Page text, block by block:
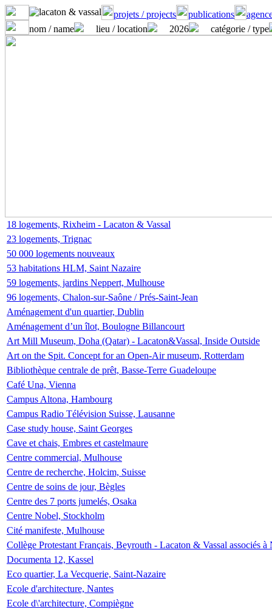
projets / projects publications
nom / name
lieu / location 2026 catégorie / type
18 logements, Rixheim - Lacaton & Vassal
23 logements, Trignac
50 000 logements nouveaux
53 habitations HLM, Saint Nazaire
59 logements, jardins Neppert, Mulhouse
96 logements, Chalon-sur-Saône / Prés-Saint-Jean
Aménagement d'un quartier, Dublin
Aménagement d’un îlot, Boulogne Billancourt
Art Mill Museum, Doha (Qatar) - Lacaton&Vassal, Inside Outside
Art on the Spit. Concept for an Open-Air museum, Rotterdam
Bibliothèque centrale de prêt, Basse-Terre Guadeloupe
Café Una, Vienna
Campus Altona, Hambourg
Campus Radio Télévision Suisse, Lausanne
Case study house, Saint Georges
Cave et chais, Embres et castelmaure
Centre commercial, Mulhouse
Centre de recherche, Holcim, Suisse
Centre de soins de jour, Bègles
Centre des 7 ports jumelés, Osaka
Centre Nobel, Stockholm
Cité manifeste, Mulhouse
Collège Protestant Français, Beyrouth - Lacaton & Vassal associés
Documenta 12, Kassel
Eco quartier, La Vecquerie, Saint-Nazaire
Ecole d'architecture, Nantes
Ecole d\'architecture, Compiègne